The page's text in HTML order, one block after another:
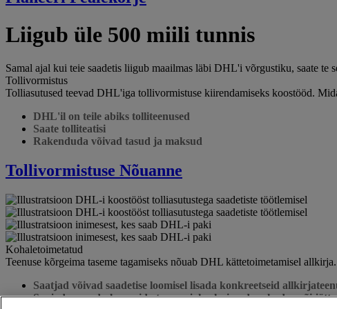
Liigub üle 500 miili tunnis
Samal ajal kui teie saadetis liigub maailmas läbi DHL'i võrgustiku, saate te
Tollivormistus
Tolliasutused teevad DHL'iga tollivormistuse kiirendamiseks koostööd.
DHL'il on teile abiks tolliteenused
Saate tolliteatisi
Rakenduda võivad tasud ja maksud
Tollivormistuse Nõuanne
Kohaletoimetatud
Teenuse kõrgeima taseme tagamiseks nõuab DHL kättetoimetamisel allkirja.
Saatjad võivad saadetise loomisel lisada konkreetseid
Saajad saavad planeerida tarne ajaks, kui nad on kodus või